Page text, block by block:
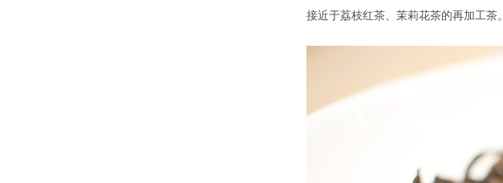
接近于荔枝红茶、茉莉花茶的再加工茶。